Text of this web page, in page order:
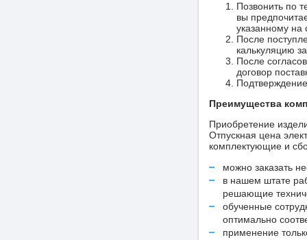
Позвонить по
вы
указанному на
После
калькуляцию
После
договор
Преимущества
Приобретение
Отпускная цена
комплектующие и
можно заказать
в нашем штате
решающие
обученные
оптимально
применение